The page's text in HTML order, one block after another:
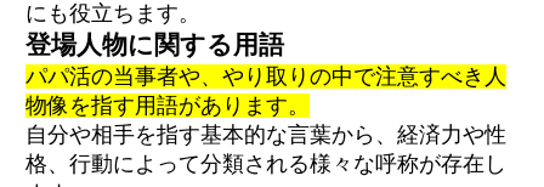
にも役立ちます。
登場人物に関する用語
パパ活の当事者や、やり取りの中で注意すべき人
物像を指す用語があります。
自分や相手を指す基本的な言葉から、経済力や性
格、行動によって分類される様々な呼称が存在し